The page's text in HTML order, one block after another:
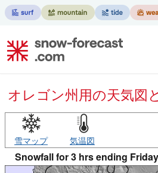
オレゴン州用の天気図
雪マップ 気温図
Snowfall for 3 hrs ending